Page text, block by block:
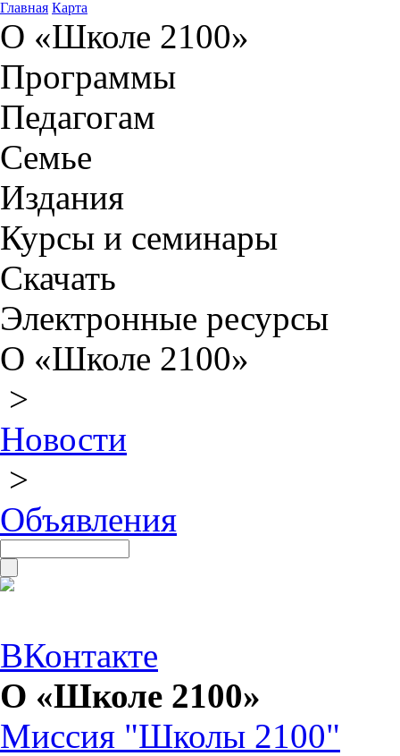
Главная Карта
О «Школе 2100»
Программы
Педагогам
Семье
Издания
Курсы и семинары
Скачать
Электронные ресурсы
О «Школе 2100»
>
Новости
>
Объявления
ВКонтакте
О «Школе 2100»
Миссия "Школы 2100"